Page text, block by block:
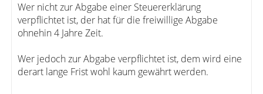
Wer nicht zur Abgabe einer Steuererklärung
verpflichtet ist, der hat für die freiwillige Abgabe
ohnehin 4 Jahre Zeit.
Wer jedoch zur Abgabe verpflichtet ist, dem wird eine
derart lange Frist wohl kaum gewährt werden.